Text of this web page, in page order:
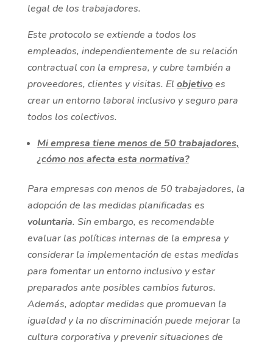
legal de los trabajadores.
Este protocolo se extiende a todos los
empleados, independientemente de su relación
contractual con la empresa, y cubre también a
proveedores, clientes y visitas. Elobjetivoes
crear un entorno laboral inclusivo y seguro para
todos los colectivos.
Mi empresa tiene menos de 50 trabajadores,
¿cómo nos afecta esta normativa?
Para empresas con menos de 50 trabajadores, la
adopción de las medidas planificadas es
voluntaria. Sin embargo, es recomendable
evaluar las políticas internas de la empresa y
considerar la implementación de estas medidas
para fomentar un entorno inclusivo y estar
preparados ante posibles cambios futuros.
Además, adoptar medidas que promuevan la
igualdad y la no discriminación puede mejorar la
cultura corporativa y prevenir situaciones de